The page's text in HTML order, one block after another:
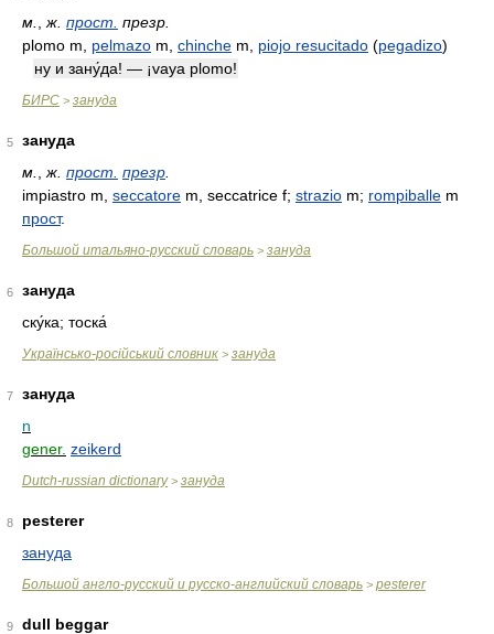
м.
ж. прост. презр.
plomo m, pelmazo m, chinche m, piojo resucitado (pegadizo)
ну и зану́да! — ¡vaya plomo!
БИРС > зануда
5
зануда
м.
ж. прост. презр
impiastro m, seccatore m, seccatrice f; strazio m; rompiballe m
прост.
Большой итальяно-русский словарь > зануда
6
зануда
ску́ка; тоска́
Українсько-російський словник > зануда
7
зануда
n
gener. zeikerd
Dutch-russian dictionary> зануда
8
pesterer
зануда
Большой англо-русский и русско-английский словарь > pesterer
9
dull beggar